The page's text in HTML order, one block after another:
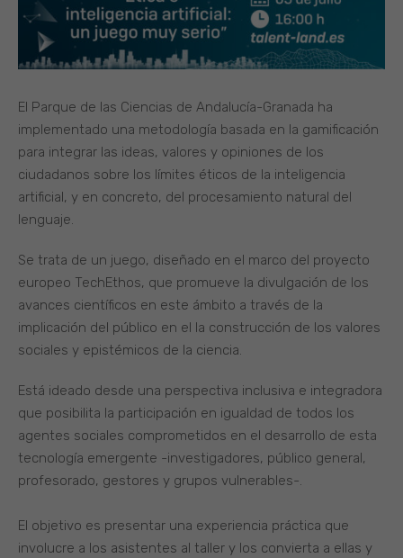
El Parque de las Ciencias de Andalucía-Granada ha
implementado una metodología basada en la gamificación
para integrar las ideas, valores y opiniones de los
ciudadanos sobre los límites éticos de la inteligencia
artificial, y en concreto, del procesamiento natural del
lenguaje.
Se trata de un juego, diseñado en el marco del proyecto
europeo TechEthos, que promueve la divulgación de los
avances científicos en este ámbito a través de la
implicación del público en el la construcción de los valores
sociales y epistémicos de la ciencia.
Está ideado desde una perspectiva inclusiva e integradora
que posibilita la participación en igualdad de todos los
agentes sociales comprometidos en el desarrollo de esta
tecnología emergente -investigadores, público general,
profesorado, gestores y grupos vulnerables-.
El objetivo es presentar una experiencia práctica que
involucre a los asistentes al taller y los convierta a ellas y